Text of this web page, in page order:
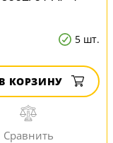
5 шт.
В КОРЗИНУ